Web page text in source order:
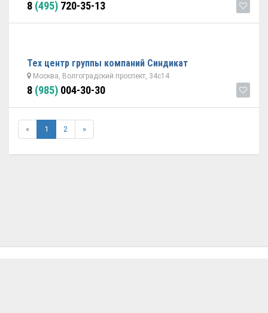
8 (495) 720-35-13
Тех центр группы компаний Синдикат
Москва, Волгоградский проспект, 34с14
8 (985) 004-30-30
« 1 2 »